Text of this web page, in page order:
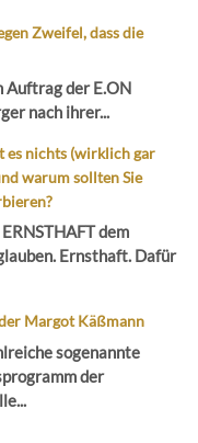
Zweifel, dass die
der E.ON
nach ihrer...
es nichts (wirklich gar
warum sollten Sie
dem
Ernsthaft. Dafür
Margot Käßmann
sogenannte
der